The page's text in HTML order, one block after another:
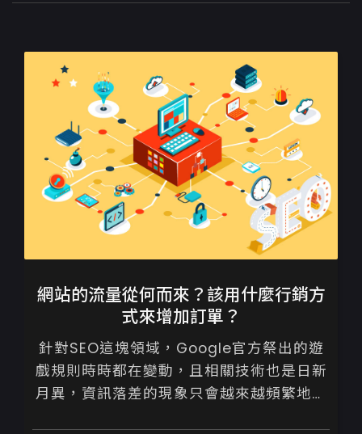
網站的流量從何而來？該用什麼行銷方
式來增加訂單？
針對SEO這塊領域，Google官方祭出的遊
戲規則時時都在變動，且相關技術也是日新
月異，資訊落差的現象只會越來越頻繁地發